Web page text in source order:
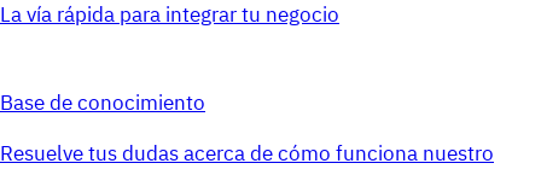
La vía rápida para integrar tu negocio
Base de conocimiento
Resuelve tus dudas acerca de cómo funciona nuestro